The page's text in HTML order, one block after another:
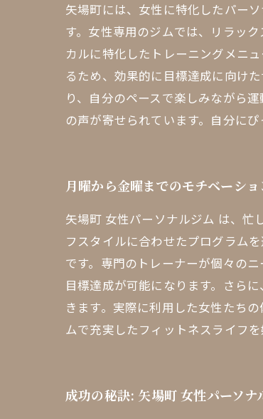
矢場町には、女性に特化したパー
す。女性専用のジムでは、リラッ
カルに特化したトレーニングメニ
るため、効果的に目標達成に向け
り、自分のペースで楽しみながら
の声が寄せられています。自分に
月曜から金曜までのモチベーシ
矢場町 女性パーソナルジム は、忙
フスタイルに合わせたプログラム
です。専門のトレーナーが個々の
目標達成が可能になります。さら
きます。実際に利用した女性たち
ムで充実したフィットネスライフを
成功の秘訣: 矢場町 女性パーソナ